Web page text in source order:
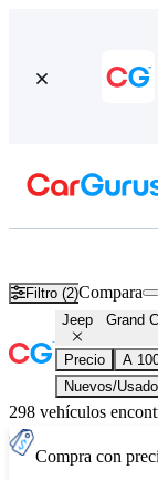
Filtro (2)Compara
Jeep Grand
Precio A
Nuevos/
298 vehículos
Compra con